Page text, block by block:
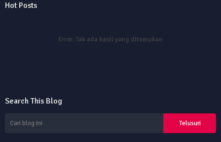
Hot Posts
Error: Tak ada hasil yang ditemukan
Search This Blog